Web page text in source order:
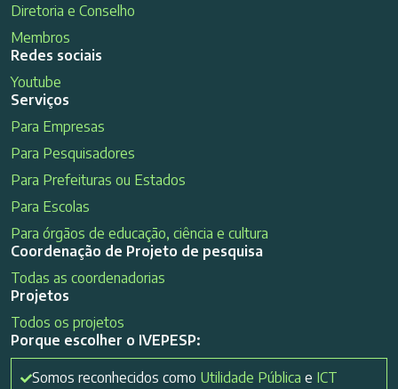
Diretoria e Conselho
Membros
Redes sociais
Youtube
Serviços
Para Empresas
Para Pesquisadores
Para Prefeituras ou Estados
Para Escolas
Para órgãos de educação, ciência e cultura
Coordenação de Projeto de pesquisa
Todas as coordenadorias
Projetos
Todos os projetos
Porque escolher o IVEPESP:
Somos reconhecidos como Utilidade Pública e ICT